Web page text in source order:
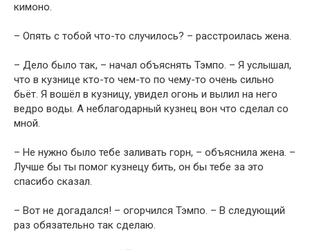
кимоно.
– Опять с тобой что-то случилось? – расстроилась жена.
– Дело было так, – начал объяснять Тэмпо. – Я услышал,
что в кузнице кто-то чем-то по чему-то очень сильно
бьёт. Я вошёл в кузницу, увидел огонь и вылил на него
ведро воды. А неблагодарный кузнец вон что сделал со
мной.
– Не нужно было тебе заливать горн, – объяснила жена. –
Лучше бы ты помог кузнецу бить, он бы тебе за это
спасибо сказал.
– Вот не догадался! – огорчился Тэмпо. – В следующий
раз обязательно так сделаю.